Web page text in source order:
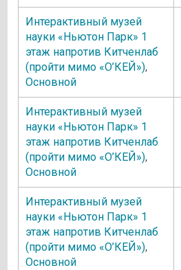
Интерактивный музей
науки «Ньютон Парк» 1
этаж напротив Китченлаб
(пройти мимо «О’КЕЙ»),
Основной
Интерактивный музей
науки «Ньютон Парк» 1
этаж напротив Китченлаб
(пройти мимо «О’КЕЙ»),
Основной
Интерактивный музей
науки «Ньютон Парк» 1
этаж напротив Китченлаб
(пройти мимо «О’КЕЙ»),
Основной